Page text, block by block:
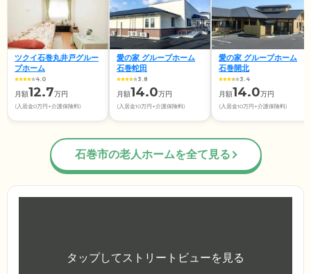
ツクイ石巻丸井戸グルー
プホーム
4.0
月額12.7万円
(入居金0万円+介護保険料)
愛の家 グループホーム
石巻蛇田
3.8
月額14.0万円
(入居金10万円+介護保険料)
愛の家 グループホーム
石巻開北
3.4
月額14.0万円
(入居金10万円+介護保険料)
石巻市の老人ホームを全て見る